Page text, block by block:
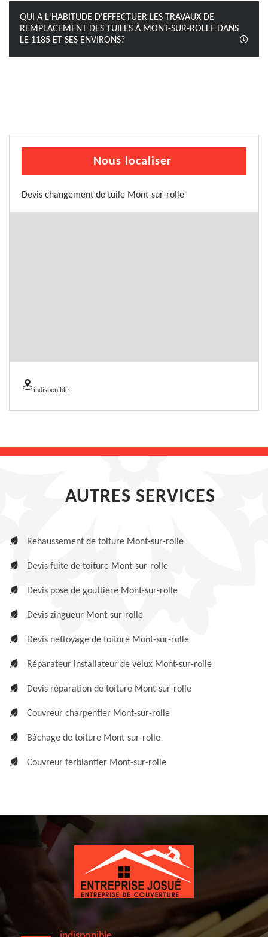
QUI A L'HABITUDE D'EFFECTUER LES TRAVAUX DE
REMPLACEMENT DES TUILES À MONT-SUR-ROLLE DANS
LE 1185 ET SES ENVIRONS?
Nous localiser
Devis changement de tuile Mont-sur-rolle
indisponible
AUTRES SERVICES
Rehaussement de toiture Mont-sur-rolle
Devis fuite de toiture Mont-sur-rolle
Devis pose de gouttière Mont-sur-rolle
Devis zingueur Mont-sur-rolle
Devis nettoyage de toiture Mont-sur-rolle
Réparateur installateur de velux Mont-sur-rolle
Devis réparation de toiture Mont-sur-rolle
Couvreur charpentier Mont-sur-rolle
Bâchage de toiture Mont-sur-rolle
Couvreur ferblantier Mont-sur-rolle